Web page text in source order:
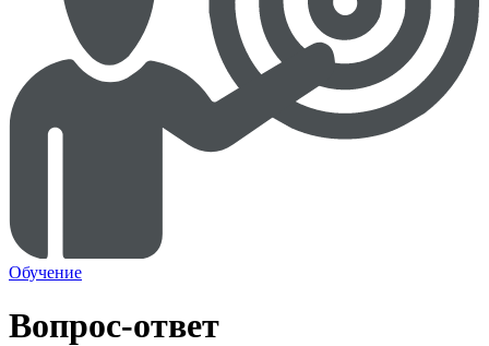
Обучение
Вопрос-ответ